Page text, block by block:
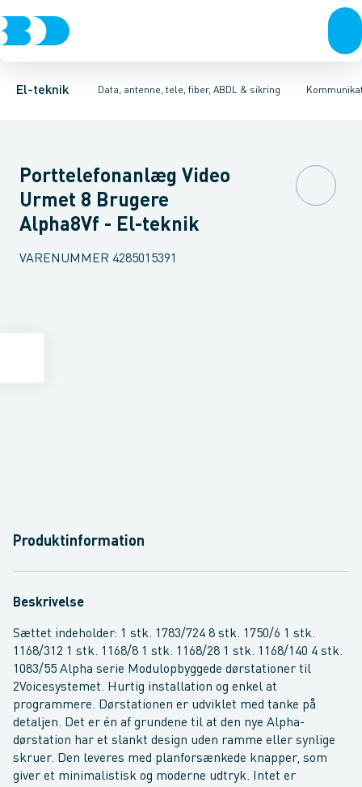
El-teknik Data, antenne, tele, fiber, ABDL & sikring
Afbrydere, stikkontakter & lampeudtag Forgreningsmateriel
Antenne og satellitsystemerKommunikationsteknik/
Hustelefon Specialvarer for kommunikationsteknik/
Porttelefonanlæg Video
Urmet 8 Brugere
Alpha8Vf - El-teknik
VARENUMMER 4285015391
Produktinformation
Beskrivelse
Sættet indeholder: 1 stk. 1783/724 8 stk. 1750/6 1 stk.
1168/312 1 stk. 1168/8 1 stk. 1168/28 1 stk. 1168/140 4 stk.
1083/55 Alpha serie Modulopbyggede dørstationer til
2Voicesystemet. Hurtig installation og enkel at
programmere. Dørstationen er udviklet med tanke på
detaljen. Det er én af grundene til at den nye Alpha-
dørstation har et slankt design uden ramme eller synlige
skruer. Den leveres med planforsænkede knapper, som
giver et minimalistisk og moderne udtryk. Intet er